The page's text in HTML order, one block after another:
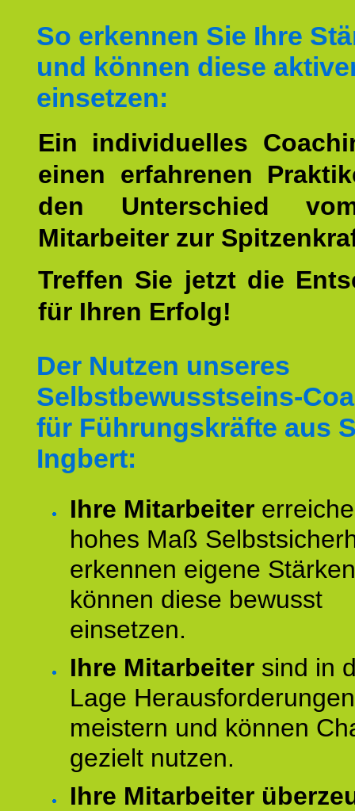
So erkennen Sie Ihre
und können diese
einsetzen:
Ein individuelles
einen erfahrenen
den Unterschied
Mitarbeiter zur
Treffen Sie jetzt die
für Ihren Erfolg!
Der Nutzen unseres
Selbstbewusstseins-
für Führungskräfte aus
Ingbert:
Ihre Mitarbeiter
hohes Maß
erkennen eigene
können diese bewusst
einsetzen.
Ihre Mitarbeiter sind in
Lage
meistern und können
gezielt nutzen.
Ihre Mitarbeiter